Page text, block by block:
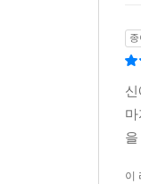
종
이